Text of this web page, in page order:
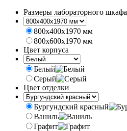
Размеры лабораторного шкафа
800х400х1970 мм
800х600х1970 мм
Цвет корпуса
Белый
Серый
Цвет отделки
Бургундский красный
Ваниль
Графит